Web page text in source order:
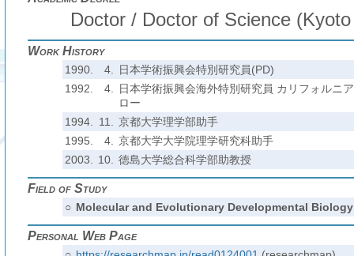
Doctor / Doctor of Science
Work History
1990. 4.
日本学術振興会特別研究員(PD)
1992.
4.
日本学術振興会海外特別研究員 カリフォルニ
ロー
1994.
11.
京都大学理学部助手
1995.
4.
京都大学大学院理学研究科助手
2003.
10. 徳島大学総合科学部助教授
Field of Study
○ Molecular and Evolutionary Developmental Biology
Personal Web Page